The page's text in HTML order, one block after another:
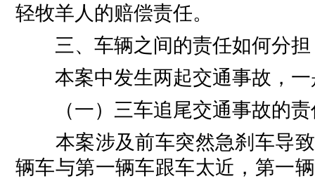
轻牧羊人的赔偿责任。
三、车辆之间的责任如何分担
本案中发生两起交通事故，一
（一）三车追尾交通事故的责
本案涉及前车突然急刹车导致
辆车与第一辆车跟车太近，第一